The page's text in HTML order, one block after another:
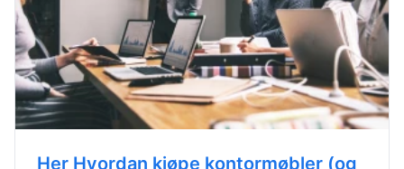
Her Hvordan kjøpe kontormøbler (og